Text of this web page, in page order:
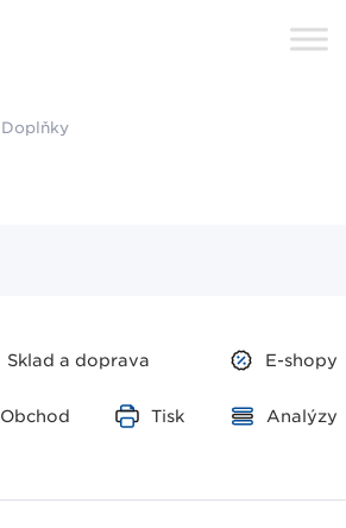
Doplňky
Sklad a doprava E-shopy
Obchod Tisk Analýzy